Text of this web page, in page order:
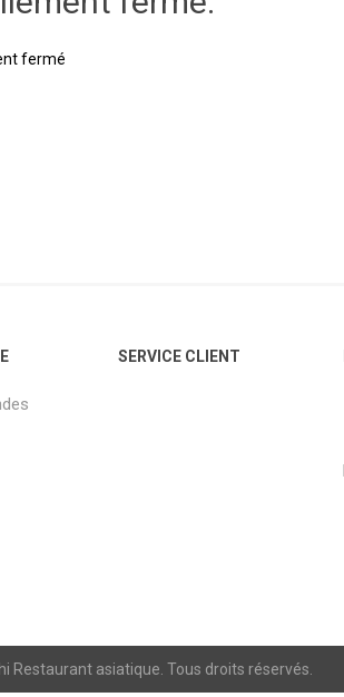
fermé
SERVICE CLIENT
Restaurant asiatique. Tous droits réservés.